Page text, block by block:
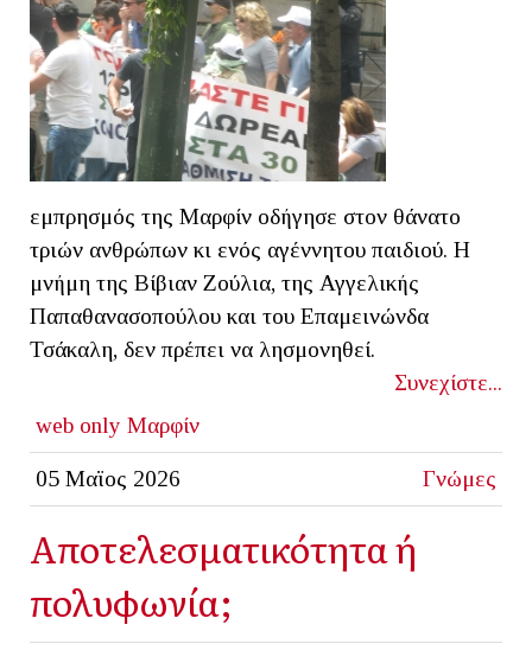
εμπρησμός της Μαρφίν οδήγησε στον θάνατο
τριών ανθρώπων κι ενός αγέννητου παιδιού. Η
μνήμη της Βίβιαν Ζούλια, της Αγγελικής
Παπαθανασοπούλου και του Επαμεινώνδα
Τσάκαλη, δεν πρέπει να λησμονηθεί.
Συνεχίστε...
web only Μαρφίν
05 Μαϊος 2026 Γνώμες
Αποτελεσματικότητα ή
πολυφωνία;